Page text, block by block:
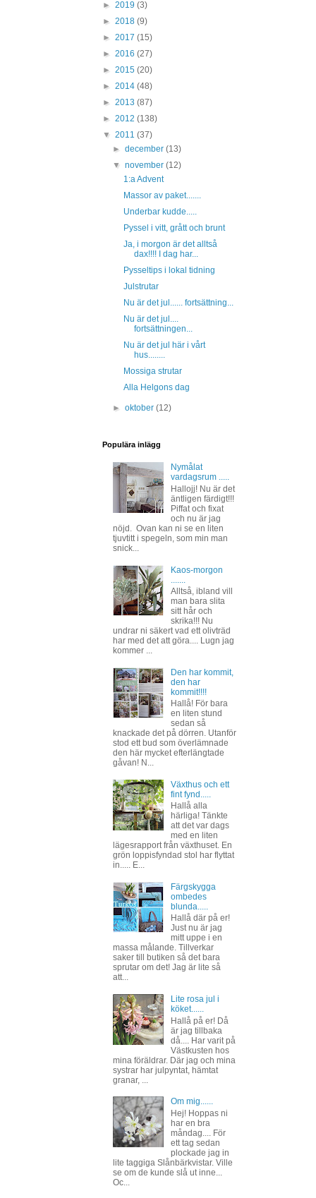
► 2019 (3)
► 2018 (9)
► 2017 (15)
► 2016 (27)
► 2015 (20)
► 2014 (48)
► 2013 (87)
► 2012 (138)
▼ 2011 (37)
►december(13)
▼november(12)
1:a Advent
Massor av paket.......
Underbar kudde.....
Pyssel i vitt, grått och brunt
Ja, i morgon är det alltså
dax!!!! I dag har...
Pysseltips i lokal tidning
Julstrutar
Nu är det jul...... fortsättning...
Nu är det jul....
fortsättningen...
Nu är det jul här i vårt
hus........
Mossiga strutar
Alla Helgons dag
►oktober(12)
Populära inlägg
Nymålat
vardagsrum .....
Hallojj! Nu är det
äntligen färdigt!!!
Piffat och fixat
och nu är jag
nöjd. Ovan kan ni se en liten
tjuvtitt i spegeln, som min man
snick...
Kaos-morgon
Alltså, ibland vill
man bara slita
sitt hår och
skrika!!! Nu
undrar ni säkert vad ett olivträd
har med det att göra.... Lugn jag
kommer ...
Den har kommit,
den har
kommit!!!!
Hallå! För bara
en liten stund
sedan så
knackade det på dörren. Utanför
stod ett bud som överlämnade
den här mycket efterlängtade
gåvan! N...
Växthus och ett
fint fynd.....
Hallå alla
härliga! Tänkte
att det var dags
med en liten
lägesrapport från växthuset. En
grön loppisfyndad stol har flyttat
in..... E...
Färgskygga
ombedes
blunda.....
Hallå där på er!
Just nu är jag
mitt uppe i en
massa målande. Tillverkar
saker till butiken så det bara
sprutar om det! Jag är lite så
att...
Lite rosa jul i
köket......
Hallå på er! Då
är jag tillbaka
då.... Har varit på
Västkusten hos
mina föräldrar. Där jag och mina
systrar har julpyntat, hämtat
granar, ...
Om mig......
Hej! Hoppas ni
har en bra
måndag.... För
ett tag sedan
plockade jag in
lite taggiga Slånbärkvistar. Ville
se om de kunde slå ut inne...
Oc...